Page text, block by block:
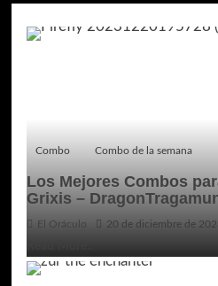
Combo Combo de la semana
Los Mejores Combos
Grixis –
El Oráculo 20 de diciembre de